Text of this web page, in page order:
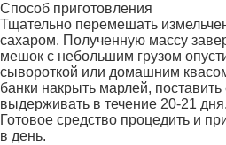
Способ приготовления
Тщательно перемешать
сахаром. Полученную массу
мешок с небольшим грузом
сывороткой или домашним
банки накрыть марлей,
выдерживать в течение 20-21 дня.
Готовое средство процедить и
в день.